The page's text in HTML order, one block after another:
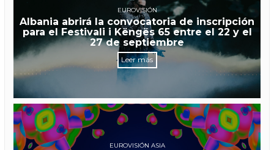
EUROVISIÓN
Albania abrirá la convocatoria de inscripción
para el Festivali i Këngës 65 entre el 22 y el
27 de septiembre
Leer más
EUROVISIÓN ASIA